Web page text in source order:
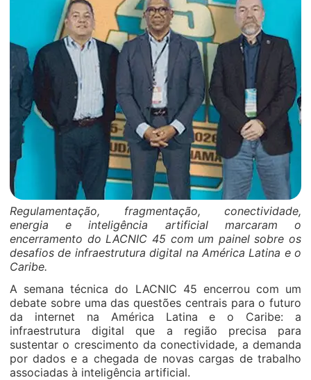
Regulamentação, fragmentação, conectividade,
energia e inteligência artificial marcaram o
encerramento do LACNIC 45 com um painel sobre os
desafios de infraestrutura digital na América Latina e o
Caribe.
A semana técnica do LACNIC 45 encerrou com um
debate sobre uma das questões centrais para o futuro
da internet na América Latina e o Caribe: a
infraestrutura digital que a região precisa para
sustentar o crescimento da conectividade, a demanda
por dados e a chegada de novas cargas de trabalho
associadas à inteligência artificial.